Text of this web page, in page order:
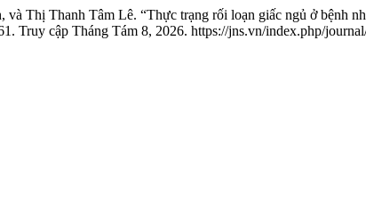
Thị Thanh Tâm Lê. “Thực trạng rối loạn giấc ngủ ở bệnh
Truy cập Tháng Tám 8, 2026. https://jns.vn/index.php/